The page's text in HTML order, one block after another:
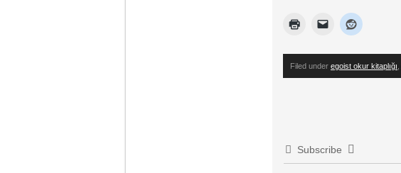
Filed under egoist okur kitaplığı
Subscribe